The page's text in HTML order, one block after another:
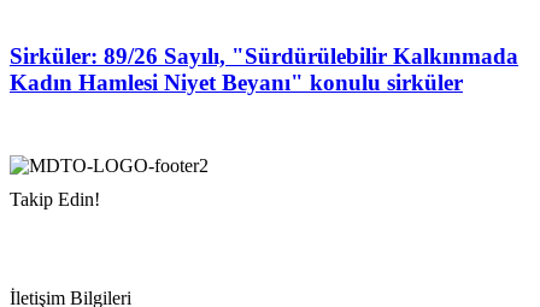
Sirküler: 89/26 Sayılı, "Sürdürülebilir Kalkınmada
Kadın Hamlesi Niyet Beyanı" konulu sirküler
Takip Edin!
İletişim Bilgileri